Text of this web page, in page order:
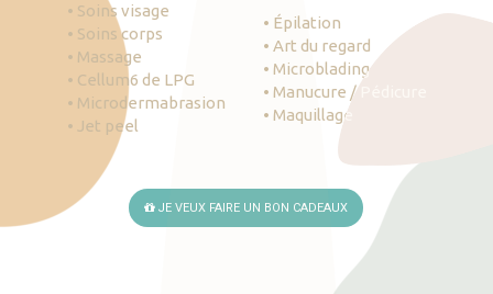
• Soins visage
• Soins corps
• Massage
• Cellum6 de LPG
• Microdermabrasion
• Jet peel
• Épilation
• Art du regard
• Microblading
• Manucure / Pédicure
• Maquillage
JE VEUX FAIRE UN BON CADEAUX